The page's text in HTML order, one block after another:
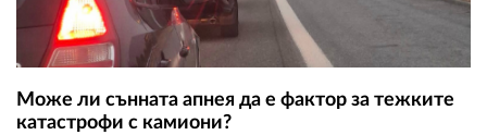
Може ли сънната апнея да е фактор за тежките
катастрофи с камиони?